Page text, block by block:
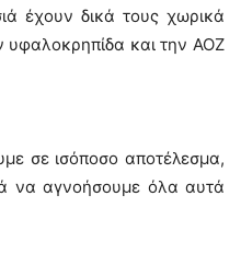
έχουν δικά τους χωρικά
υφαλοκρηπίδα και την ΑΟΖ
σε ισόποσο αποτέλεσμα,
να αγνοήσουμε όλα αυτά